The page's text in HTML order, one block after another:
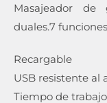
Masajeador de
duales.7
Recargable
USB resistente al
Tiempo de